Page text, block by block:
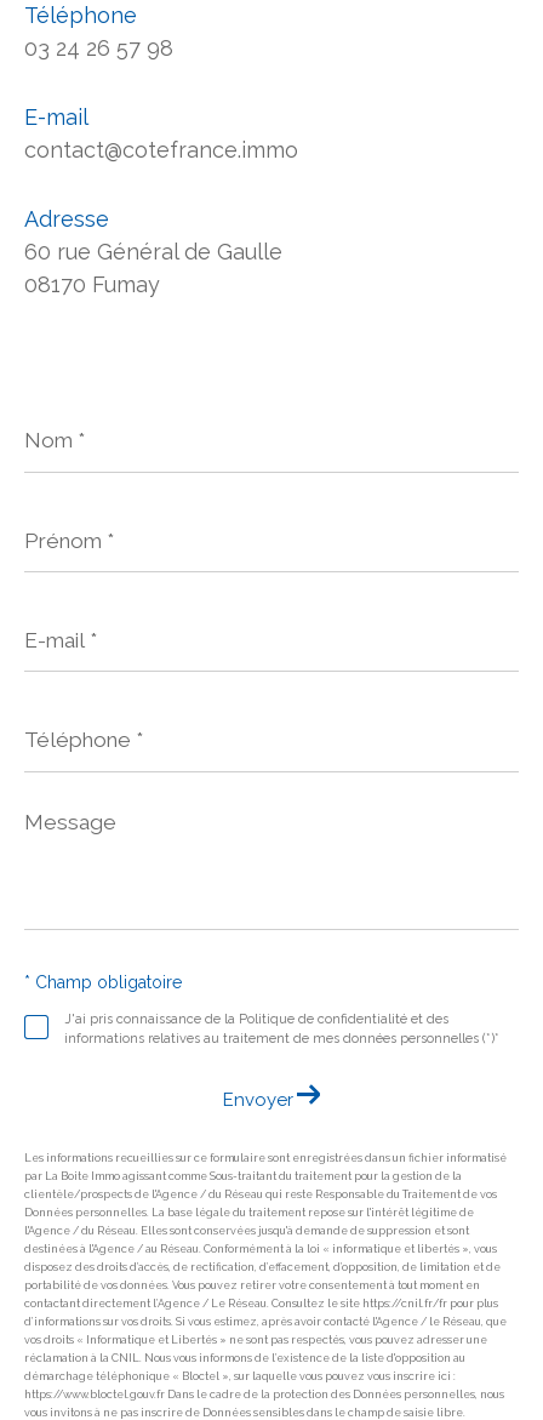
Téléphone
03 24 26 57 98
E-mail
contact@cotefrance.immo
Adresse
60 rue Général de Gaulle
08170 Fumay
*
*
mail
*
Message
*
J'ai pris connaissance de la Politique de confidentialité et des
informations relatives au traitement de mes données personnelles (*)*
* Champ obligatoire
Envoyer
Les informations recueillies sur ce formulaire sont enregistrées dans un fichier informatisé
par La Boite Immo agissant comme Sous-traitant du traitement pour la gestion de la
clientèle/prospects de l'Agence / du Réseau qui reste Responsable du Traitement de vos
Données personnelles. La base légale du traitement repose sur l'intérêt légitime de
l'Agence / du Réseau. Elles sont conservées jusqu'à demande de suppression et sont
destinées à l'Agence / au Réseau. Conformément à la loi « informatique et libertés », vous
disposez des droits d’accès, de rectification, d’effacement, d’opposition, de limitation et de
portabilité de vos données. Vous pouvez retirer votre consentement à tout moment en
contactant directement l’Agence / Le Réseau. Consultez le site https://cnil.fr/fr pour plus
d’informations sur vos droits. Si vous estimez, après avoir contacté l'Agence / le Réseau, que
vos droits « Informatique et Libertés » ne sont pas respectés, vous pouvez adresser une
réclamation à la CNIL. Nous vous informons de l’existence de la liste d'opposition au
démarchage téléphonique « Bloctel », sur laquelle vous pouvez vous inscrire ici :
https://www.bloctel.gouv.fr Dans le cadre de la protection des Données personnelles, nous
vous invitons à ne pas inscrire de Données sensibles dans le champ de saisie libre.